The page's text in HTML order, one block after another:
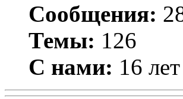
Сообщения:
Темы: 126
С нами: 16